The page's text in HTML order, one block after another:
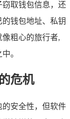
取钱包信息，还
钱包地址、私钥
粗心的旅行者,
。
危机
的安全性，但软件